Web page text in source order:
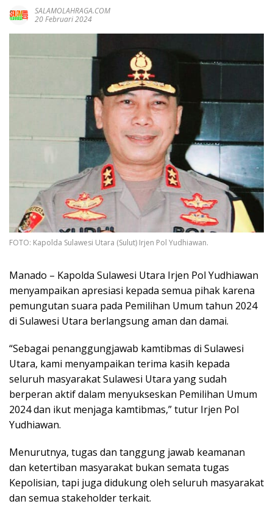
SALAMOLAHRAGA.COM
20 Februari 2024
FOTO: Kapolda Sulawesi Utara (Sulut) Irjen Pol Yudhiawan.
Manado – Kapolda Sulawesi Utara Irjen Pol Yudhiawan
menyampaikan apresiasi kepada semua pihak karena
pemungutan suara pada Pemilihan Umum tahun 2024
di Sulawesi Utara berlangsung aman dan damai.
“Sebagai penanggungjawab kamtibmas di Sulawesi
Utara, kami menyampaikan terima kasih kepada
seluruh masyarakat Sulawesi Utara yang sudah
berperan aktif dalam menyukseskan Pemilihan Umum
2024 dan ikut menjaga kamtibmas,” tutur Irjen Pol
Yudhiawan.
Menurutnya, tugas dan tanggung jawab keamanan
dan ketertiban masyarakat bukan semata tugas
Kepolisian, tapi juga didukung oleh seluruh masyarakat
dan semua stakeholder terkait.